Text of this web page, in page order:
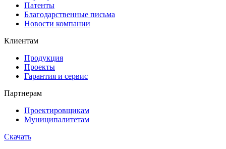
Патенты
Благодарственные письма
Новости компании
Клиентам
Продукция
Проекты
Гарантия и сервис
Партнерам
Проектировщикам
Муниципалитетам
Скачать